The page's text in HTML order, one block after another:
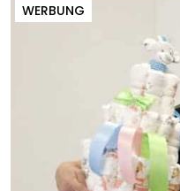
WERBUNG